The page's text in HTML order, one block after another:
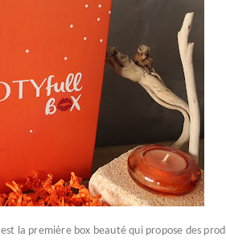
la première box beauté qui propose des